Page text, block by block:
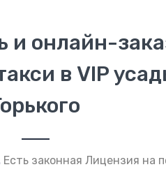
и онлайн-
в VIP
Есть законная Лицензия на